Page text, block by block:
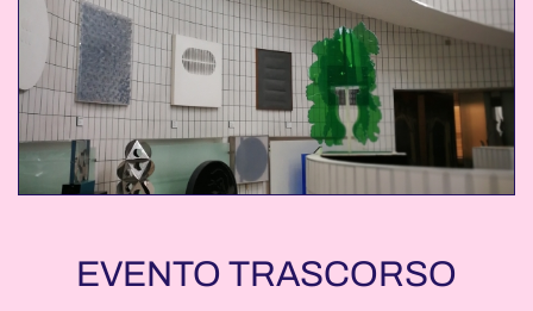
EVENTO TRASCORSO